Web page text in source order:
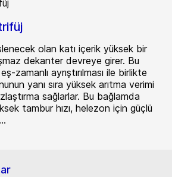
olan katı içerik yüksek bir
dekanter devreye girer. Bu
zamanlı ayrıştırılması ile birlikte
yanı sıra yüksek arıtma verimi
sağlarlar. Bu bağlamda
tambur hızı, helezon için güçlü